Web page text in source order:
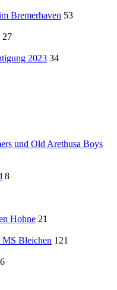
Bremerhaven 53
27
2023 34
und Old Arethusa Boys
8
Hohne 21
MS Bleichen 121